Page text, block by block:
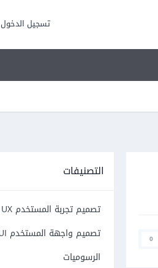
تسجيل الدخول
0
التصنيفات
تصميم تجربة المستخدم UX
تصميم واجهة المستخدم UI
الرسوميات